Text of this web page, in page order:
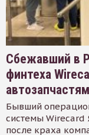
Сбежавший в
финтеха
Бывший
системы Wirecard
после краха